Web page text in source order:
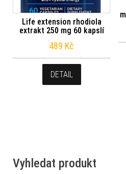
Life extension rhodiola
extrakt 250 mg 60 kapslí
489 Kč
DETAIL
Vyhledat produkt